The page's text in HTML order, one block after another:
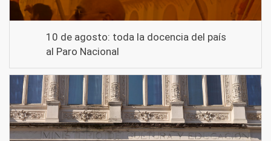
10 de agosto: toda la docencia del país
al Paro Nacional